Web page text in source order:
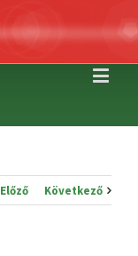
Előző Következő